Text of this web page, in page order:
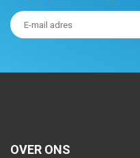
OVER ONS